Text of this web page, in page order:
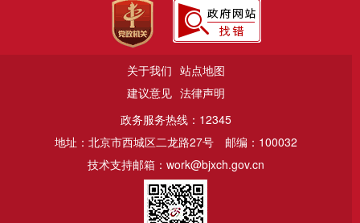
关于我们 站点地图
建议意见 法律声明
政务服务热线：12345
地址：北京市西城区二龙路27号
邮编：100032
技术支持邮箱：work@bjxch.gov.cn